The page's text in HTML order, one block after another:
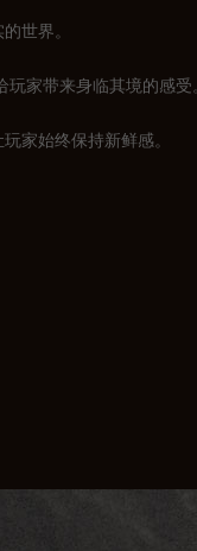
世界。
家带来身临其境的感受
家始终保持新鲜感。
大的突破：